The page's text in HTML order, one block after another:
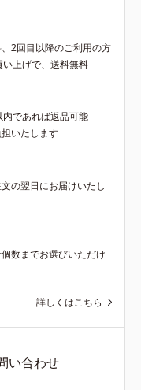
2回目以降のご利用の方
上げで、送料無料
であれば返品可能
いたします
の翌日にお届けいたし
数までお選びいただけ
詳しくはこちら
い合わせ